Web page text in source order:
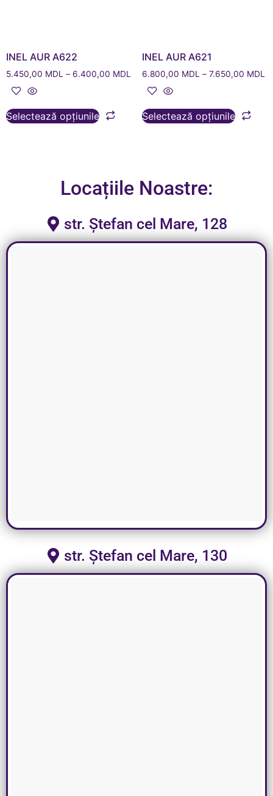
INEL AUR A622
5.450,00 MDL – 6.400,00 MDL
Selectează opțiunile
INEL AUR A621
6.800,00 MDL – 7.650,00 MDL
Selectează opțiunile
Locațiile Noastre:
str. Ștefan cel Mare, 128
str. Ștefan cel Mare, 130